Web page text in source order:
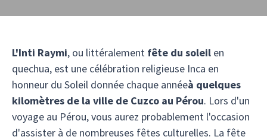
L'Inti Raymi, ou littéralement fête du soleil en
quechua, est une célébration religieuse Inca en
honneur du Soleil donnée chaque annéeà quelques
kilomètres de la ville de Cuzco au Pérou. Lors d'un
voyage au Pérou, vous aurez probablement l'occasion
d'assister à de nombreuses fêtes culturelles. La fête